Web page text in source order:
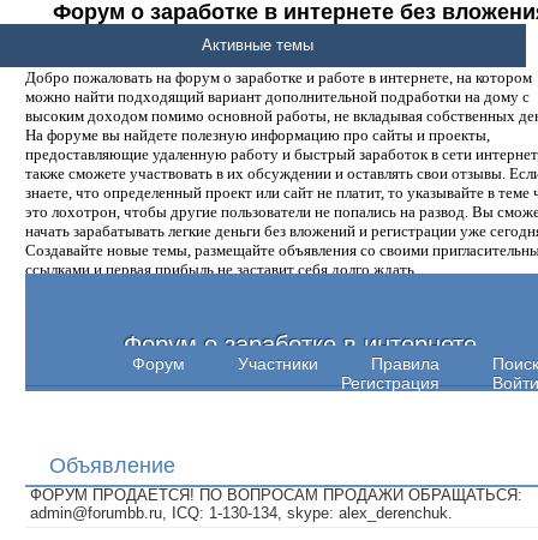
Форум о заработке в интернете без
денег.
Добро пожаловать на форум о заработке и работе в интернете, на котором
можно найти подходящий вариант дополнительной подработки на дому с
высоким доходом помимо основной работы, не вкладывая собственных
На форуме вы найдете полезную информацию про сайты и проекты,
предоставляющие удаленную работу и быстрый заработок в сети
также сможете участвовать в их обсуждении и оставлять свои отзывы.
знаете, что определенный проект или сайт не платит, то указывайте в теме
это лохотрон, чтобы другие пользователи не попались на развод. Вы
начать зарабатывать легкие деньги без вложений и регистрации уже
Создавайте новые темы, размещайте объявления со своими
ссылками и первая прибыль не заставит себя долго ждать.
Форум о заработке в интернете
Форум Участники Правила
Поиск
Регистрация
Войти
Активные темы
Объявление
ФОРУМ ПРОДАЕТСЯ! ПО ВОПРОСАМ ПРОДАЖИ ОБРАЩАТЬСЯ:
admin@forumbb.ru, ICQ: 1-130-134, skype: alex_derenchuk.